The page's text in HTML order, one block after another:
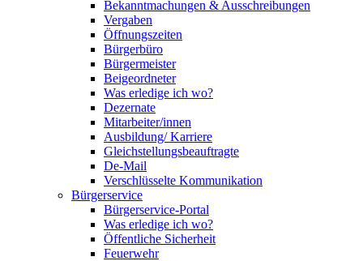
Bekanntmachungen & Ausschreibungen
Vergaben
Öffnungszeiten
Bürgerbüro
Bürgermeister
Beigeordneter
Was erledige ich wo?
Dezernate
Mitarbeiter/innen
Ausbildung/ Karriere
Gleichstellungsbeauftragte
De-Mail
Verschlüsselte Kommunikation
Bürgerservice
Bürgerservice-Portal
Was erledige ich wo?
Öffentliche Sicherheit
Feuerwehr